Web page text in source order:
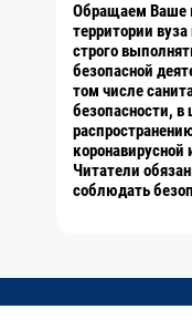
Обращаем Ваше
территории
строго
безопасной
том числе
безопасности, в
Читатели
соблюдать